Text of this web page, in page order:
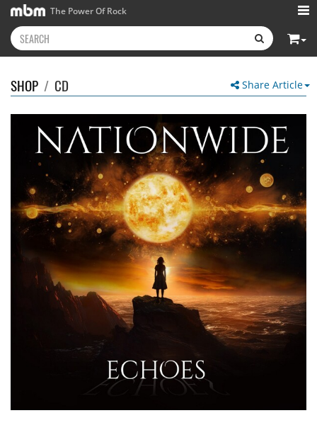
The Power Of Rock
Share Article
SHOP / CD